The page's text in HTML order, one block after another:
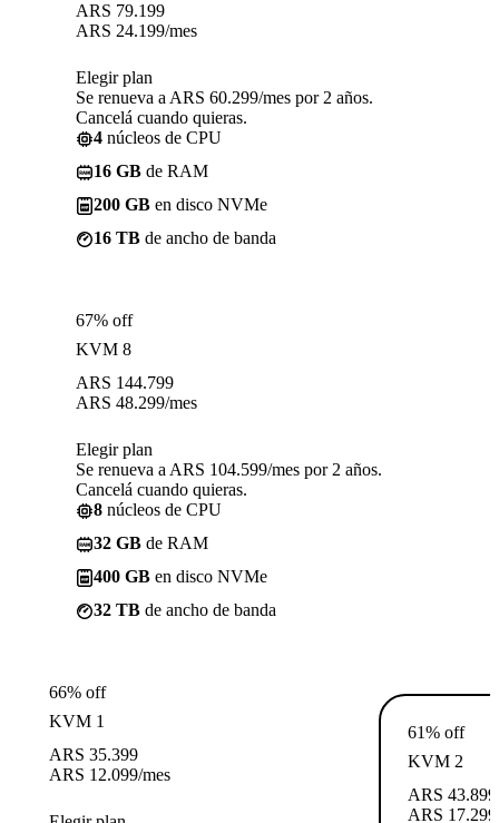
ARS 79.199
ARS 24.199/mes
Elegir plan
Se renueva a ARS 60.299/mes por 2 años.
Cancelá cuando quieras.
4 núcleos de CPU
16 GB de RAM
200 GB en disco NVMe
16 TB de ancho de banda
67% off
KVM 8
ARS 144.799
ARS 48.299/mes
Elegir plan
Se renueva a ARS 104.599/mes por 2 años.
Cancelá cuando quieras.
8 núcleos de CPU
32 GB de RAM
400 GB en disco NVMe
32 TB de ancho de banda
66% off
KVM 1
ARS 35.399
ARS 12.099/mes
61% off
KVM 2
ARS 43.899
ARS 17.299